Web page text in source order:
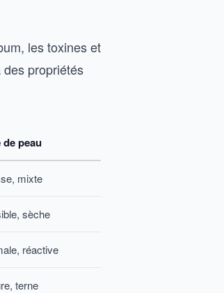
les toxines et
propriétés
de peau
mixte
sèche
réactive
terne